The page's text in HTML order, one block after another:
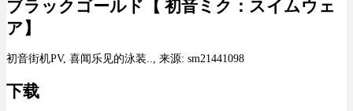
ブラックゴールド【 初音ミク：スイムウェ
ア】
初音街机PV, 喜闻乐见的泳装.., 来源: sm21441098
下载